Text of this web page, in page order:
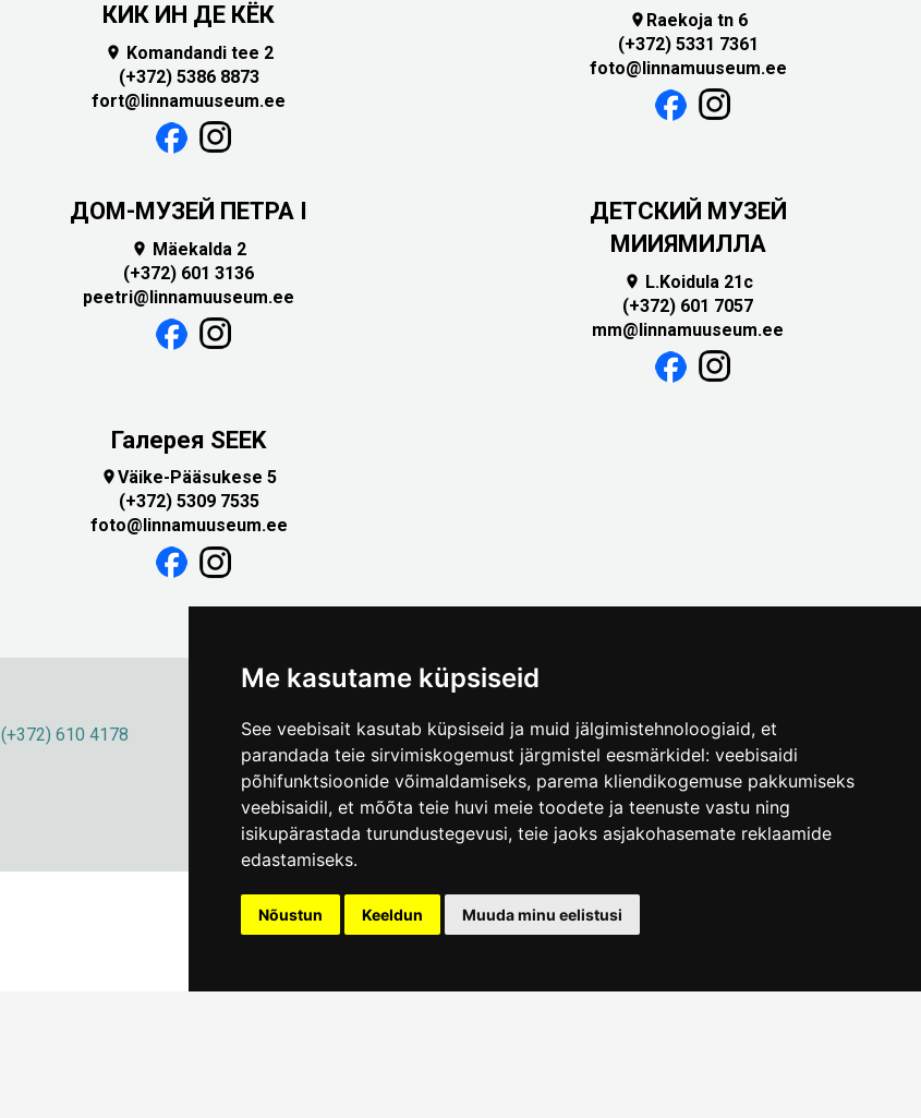
Me kasutame küpsiseid
See veebisait kasutab küpsiseid ja muid jälgimistehnoloogiaid, et
parandada teie sirvimiskogemust järgmistel eesmärkidel: veebisaidi
põhifunktsioonide võimaldamiseks, parema kliendikogemuse pakkumiseks
veebisaidil, et mõõta teie huvi meie toodete ja teenuste vastu ning
isikupärastada turundustegevusi, teie jaoks asjakohasemate reklaamide
edastamiseks.
Nõustun Keeldun Muuda minu eelistusi
КИК ИН ДЕ КЁК
 Komandandi tee 2
(+372) 5386 8873
fort@linnamuuseum.ee
 Raekoja tn 6
(+372) 5331 7361
foto@linnamuuseum.ee
ДОМ-МУЗЕЙ ПЕТРА I
 Mäekalda 2
(+372) 601 3136
peetri@linnamuuseum.ee
ДЕТСКИЙ МУЗЕЙ
МИИЯМИЛЛА
 L.Koidula 21c
(+372) 601 7057
mm@linnamuuseum.ee
Галерея SEEK
Väike-Pääsukese 5
(+372) 5309 7535
foto@linnamuuseum.ee
(+372) 610 4178 info@linnamuuseum.ee